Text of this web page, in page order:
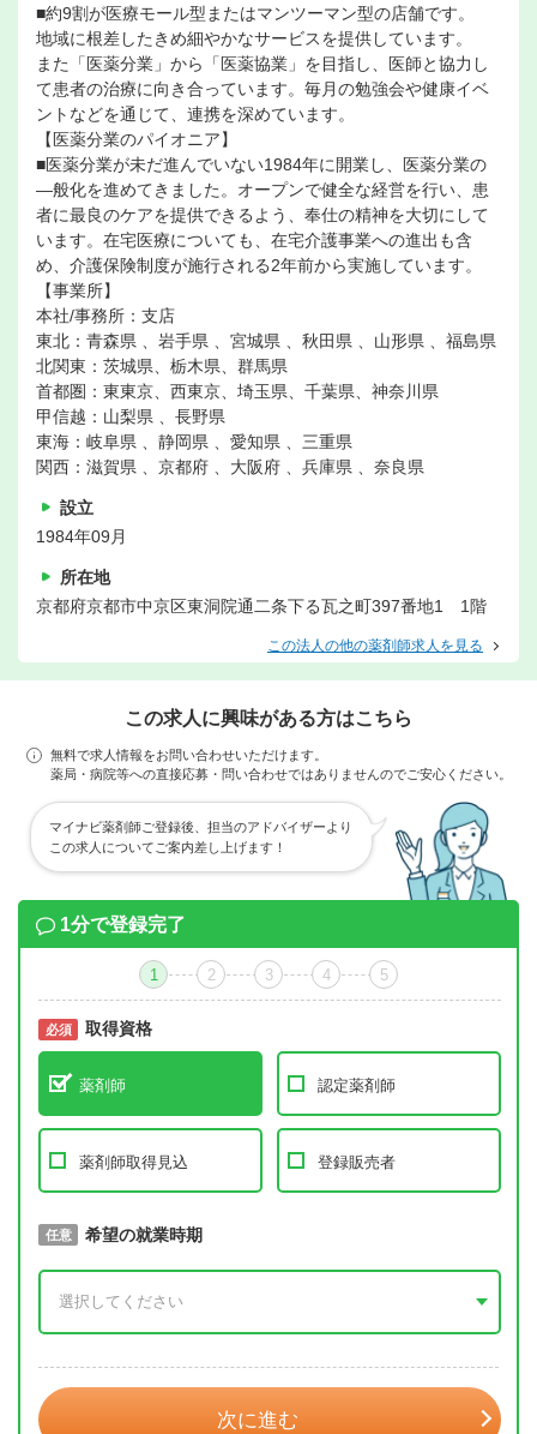
■約9割が医療モール型またはマンツーマン型の店舗です。
地域に根差したきめ細やかなサービスを提供しています。
また「医薬分業」から「医薬協業」を目指し、医師と協力し
て患者の治療に向き合っています。毎月の勉強会や健康イベ
ントなどを通じて、連携を深めています。
【医薬分業のパイオニア】
■医薬分業が未だ進んでいない1984年に開業し、医薬分業の
―般化を進めてきました。オープンで健全な経営を行い、患
者に最良のケアを提供できるよう、奉仕の精神を大切にして
います。在宅医療についても、在宅介護事業への進出も含
め、介護保険制度が施行される2年前から実施しています。
【事業所】
本社/事務所：支店
東北：青森県 、岩手県 、宮城県 、秋田県 、山形県 、福島県
北関東：茨城県、栃木県、群馬県
首都圏：東東京、西東京、埼玉県、千葉県、神奈川県
甲信越：山梨県 、長野県
東海：岐阜県 、静岡県 、愛知県 、三重県
関西：滋賀県 、京都府 、大阪府 、兵庫県 、奈良県
設立
1984年09月
所在地
京都府京都市中京区東洞院通二条下る瓦之町397番地1 1階
この法人の他の薬剤師求人を見る
この求人に興味がある方はこちら
無料で求人情報をお問い合わせいただけます。
薬局・病院等への直接応募・問い合わせではありませんのでご安心ください。
マイナビ薬剤師ご登録後、担当のアドバイザーより
この求人についてご案内差し上げます！
1分で登録完了
1 2 3 4 5
必須 取得資格
薬剤師 認定薬剤師
薬剤師取得見込 登録販売者
必須 取得予定年
任意 希望の就業時期
次に進む